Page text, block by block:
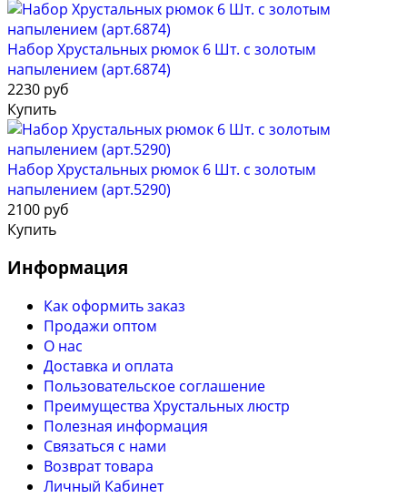
Набор Хрустальных рюмок 6 Шт. с золотым
напылением (арт.6874)
2230 руб
Купить
Набор Хрустальных рюмок 6 Шт. с золотым
напылением (арт.5290)
2100 руб
Купить
Информация
Как оформить заказ
Продажи оптом
О нас
Доставка и оплата
Пользовательское соглашение
Преимущества Хрустальных люстр
Полезная информация
Связаться с нами
Возврат товара
Личный Кабинет